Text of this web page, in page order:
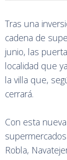
Tras una
cadena de
junio, las
localidad que
la villa que,
cerrará.
Con esta
Robla,